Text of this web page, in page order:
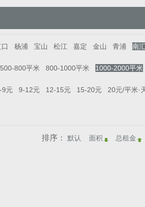
杨浦 宝山 松江 嘉定 金山 青浦 南汇
500-800平米 800-1000平米 1000-2000平米
9元 9-12元 12-15元 15-20元 20元/平米·
排序： 默认 面积 总租金